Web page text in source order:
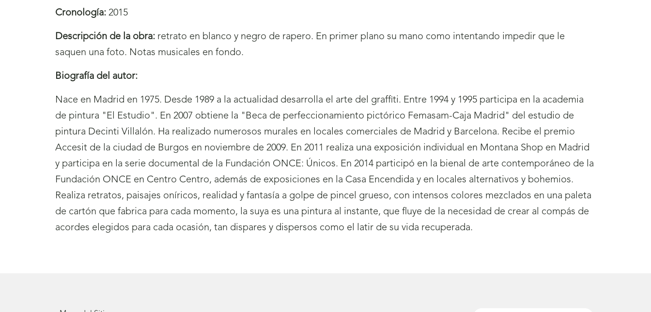
Cronología: 2015
Descripción de la obra: retrato en blanco y negro de rapero. En primer plano su mano como intentando impedir que le
saquen una foto. Notas musicales en fondo.
Biografía del autor:
Nace en Madrid en 1975. Desde 1989 a la actualidad desarrolla el arte del graffiti. Entre 1994 y 1995 participa en la academia
de pintura "El Estudio". En 2007 obtiene la "Beca de perfeccionamiento pictórico Femasam-Caja Madrid" del estudio de
pintura Decinti Villalón. Ha realizado numerosos murales en locales comerciales de Madrid y Barcelona. Recibe el premio
Accesit de la ciudad de Burgos en noviembre de 2009. En 2011 realiza una exposición individual en Montana Shop en Madrid
y participa en la serie documental de la Fundación ONCE: Únicos. En 2014 participó en la bienal de arte contemporáneo de la
Fundación ONCE en Centro Centro, además de exposiciones en la Casa Encendida y en locales alternativos y bohemios.
Realiza retratos, paisajes oníricos, realidad y fantasía a golpe de pincel grueso, con intensos colores mezclados en una paleta
de cartón que fabrica para cada momento, la suya es una pintura al instante, que fluye de la necesidad de crear al compás de
acordes elegidos para cada ocasión, tan dispares y dispersos como el latir de su vida recuperada.